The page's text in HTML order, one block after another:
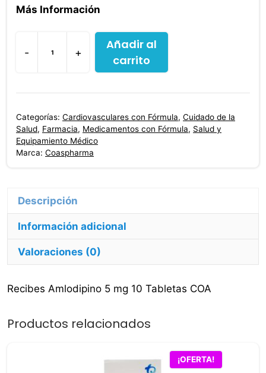
Más Información
-
Amlodipino
mg
Tabletas
Coaspharma
cantidad
+
Añadir al
carrito
Categorías: Cardiovasculares con Fórmula, Cuidado de la
Salud, Farmacia, Medicamentos con Fórmula, Salud y
Equipamiento Médico
Marca: Coaspharma
Información adicional
Valoraciones (0)
Recibes Amlodipino 5 mg 10 Tabletas COA
Productos relacionados
¡OFERTA!